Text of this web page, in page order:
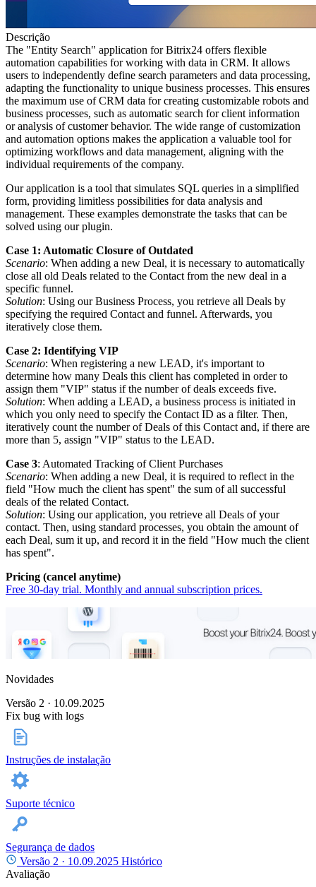
Descrição
The "Entity Search" application for Bitrix24 offers flexible
automation capabilities for working with data in CRM. It allows
users to independently define search parameters and data processing,
adapting the functionality to unique business processes. This ensures
the maximum use of CRM data for creating customizable robots and
business processes, such as automatic search for client information
or analysis of customer behavior. The wide range of customization
and automation options makes the application a valuable tool for
optimizing workflows and data management, aligning with the
individual requirements of the company.
Our application is a tool that simulates SQL queries in a simplified
form, providing limitless possibilities for data analysis and
management. These examples demonstrate the tasks that can be
solved using our plugin.
Case 1: Automatic Closure of Outdated
Scenario: When adding a new Deal, it is necessary to automatically
close all old Deals related to the Contact from the new deal in a
specific funnel.
Solution: Using our Business Process, you retrieve all Deals by
specifying the required Contact and funnel. Afterwards, you
iteratively close them.
Case 2: Identifying VIP
Scenario: When registering a new LEAD, it's important to
determine how many Deals this client has completed in order to
assign them "VIP" status if the number of deals exceeds five.
Solution: When adding a LEAD, a business process is initiated in
which you only need to specify the Contact ID as a filter. Then,
iteratively count the number of Deals of this Contact and, if there are
more than 5, assign "VIP" status to the LEAD.
Case 3: Automated Tracking of Client Purchases
Scenario: When adding a new Deal, it is required to reflect in the
field "How much the client has spent" the sum of all successful
deals of the related Contact.
Solution: Using our application, you retrieve all Deals of your
contact. Then, using standard processes, you obtain the amount of
each Deal, sum it up, and record it in the field "How much the client
has spent".
Pricing (cancel anytime)
Free 30-day trial. Monthly and annual subscription prices.
Novidades
Versão 2 · 10.09.2025
Fix bug with logs
Instruções de instalação
Suporte técnico
Segurança de dados
Versão 2 · 10.09.2025 Histórico
Avaliação